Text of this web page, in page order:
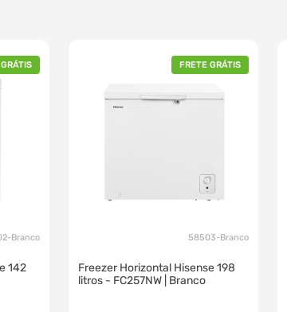
Branco
142
FRETE GRÁTIS
58503-Branco
Freezer Horizontal Hisense 198
litros - FC257NW | Branco